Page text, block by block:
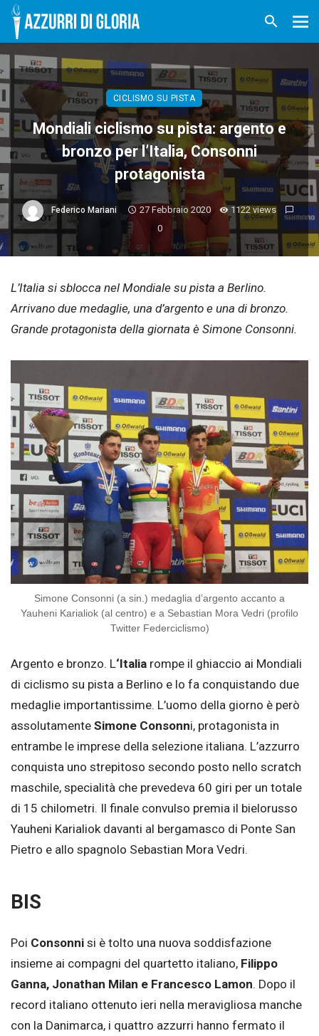
CICLISMO SU PISTA
Mondiali ciclismo su pista: argento e
bronzo per l’Italia, Consonni
protagonista
Federico Mariani 27 Febbraio 2020
1122 views
0
L’Italia si sblocca nel Mondiale su pista a Berlino.
Arrivano due medaglie, una d’argento e una di bronzo.
Grande protagonista della giornata è Simone Consonni.
Simone Consonni (a sin.) medaglia d’argento accanto a
Yauheni Karialiok (al centro) e a Sebastian Mora Vedri (profilo
Twitter Federciclismo)
Argento e bronzo. L‘Italia rompe il ghiaccio ai Mondiali
di ciclismo su pista a Berlino e lo fa conquistando due
medaglie importantissime. L’uomo della giorno è però
assolutamente Simone Consonni, protagonista in
entrambe le imprese della selezione italiana. L’azzurro
conquista uno strepitoso secondo posto nello scratch
maschile, specialità che prevedeva 60 giri per un totale
di 15 chilometri. Il finale convulso premia il bielorusso
Yauheni Karialiok davanti al bergamasco di Ponte San
Pietro e allo spagnolo Sebastian Mora Vedri.
BIS
Poi Consonni si è tolto una nuova soddisfazione
insieme ai compagni del quartetto italiano, Filippo
Ganna, Jonathan Milan e Francesco Lamon. Dopo il
record italiano ottenuto ieri nella meravigliosa manche
con la Danimarca, i quattro azzurri hanno fermato il